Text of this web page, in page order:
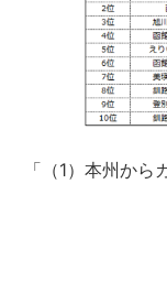
「（1）本州か